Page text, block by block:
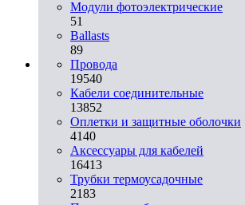
Модули фотоэлектрические
51
Ballasts
89
Провода
19540
Кабели соединительные
13852
Оплетки и защитные оболочки
4140
Аксессуары для кабелей
16413
Трубки термоусадочные
2183